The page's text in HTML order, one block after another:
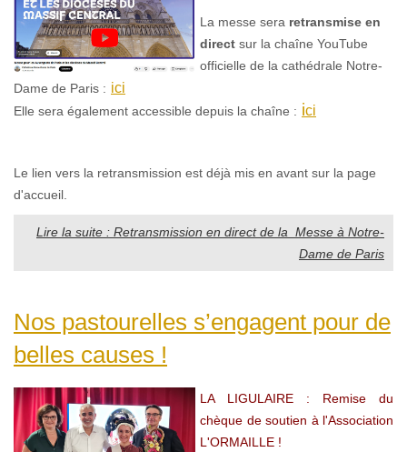
La messe sera retransmise en
direct sur la chaîne YouTube
officielle de la cathédrale Notre-
Dame de Paris : ici
Elle sera également accessible depuis la chaîne : ici
Le lien vers la retransmission est déjà mis en avant sur la page
d'accueil.
Lire la suite : Retransmission en direct de la Messe à Notre-
Dame de Paris
Nos pastourelles s’engagent pour de
belles causes !
LA LIGULAIRE : Remise du
chèque de soutien à l'Association
L'ORMAILLE !